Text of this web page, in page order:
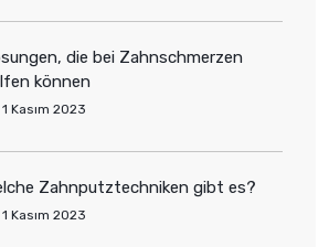
die bei Zahnschmerzen
können
1 Kasım 2023
Zahnputztechniken gibt es?
1 Kasım 2023